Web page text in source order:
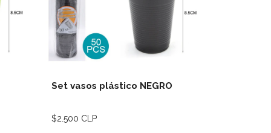
Set vasos plástico NEGRO
Ver detalles
$2.500 CLP